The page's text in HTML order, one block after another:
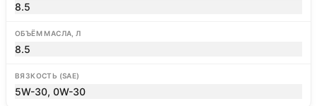
8.5
ОБЪЁМ МАСЛА, Л
8.5
ВЯЗКОСТЬ (SAE)
5W-30, 0W-30